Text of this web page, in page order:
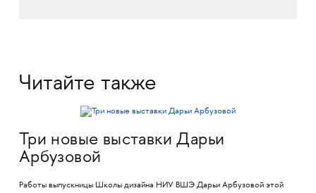
Читайте также
Три новые выставки Дарьи
Арбузовой
Работы выпускницы Школы дизайна НИУ ВШЭ Дарьи Арбузовой этой